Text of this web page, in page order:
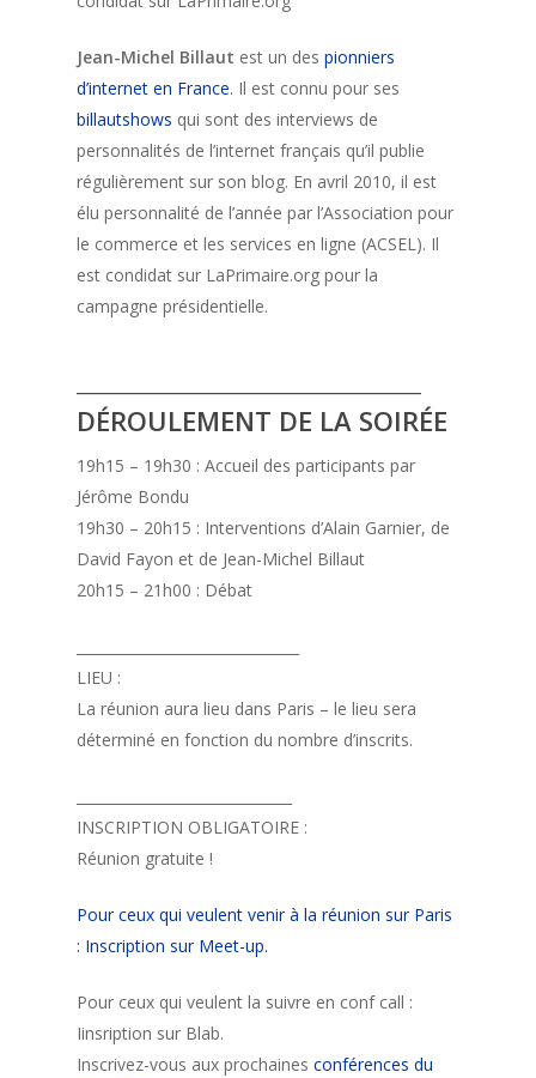
Jean-Michel Billaut est un des pionniers
d’internet en France. Il est connu pour ses
billautshows qui sont des interviews de
personnalités de l’internet français qu’il publie
régulièrement sur son blog. En avril 2010, il est
élu personnalité de l’année par l’Association pour
le commerce et les services en ligne (ACSEL). Il
est condidat sur LaPrimaire.org pour la
campagne présidentielle.
DÉROULEMENT DE LA SOIRÉE
19h15 – 19h30 : Accueil des participants par
Jérôme Bondu
19h30 – 20h15 : Interventions d’Alain Garnier, de
David Fayon et de Jean-Michel Billaut
20h15 – 21h00 : Débat
LIEU :
La réunion aura lieu dans Paris – le lieu sera
déterminé en fonction du nombre d’inscrits.
INSCRIPTION OBLIGATOIRE :
Réunion gratuite !
Pour ceux qui veulent venir à la réunion sur Paris
: Inscription sur Meet-up.
Pour ceux qui veulent la suivre en conf call :
Iinsription sur Blab.
Inscrivez-vous aux prochaines conférences du